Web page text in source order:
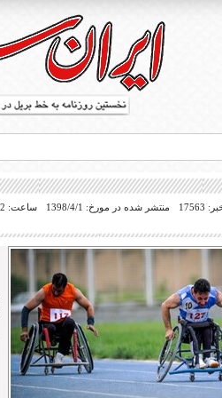
بریل در جهان
منتشر شده در مورخ: 1398/4/1 ساعت: 10:42